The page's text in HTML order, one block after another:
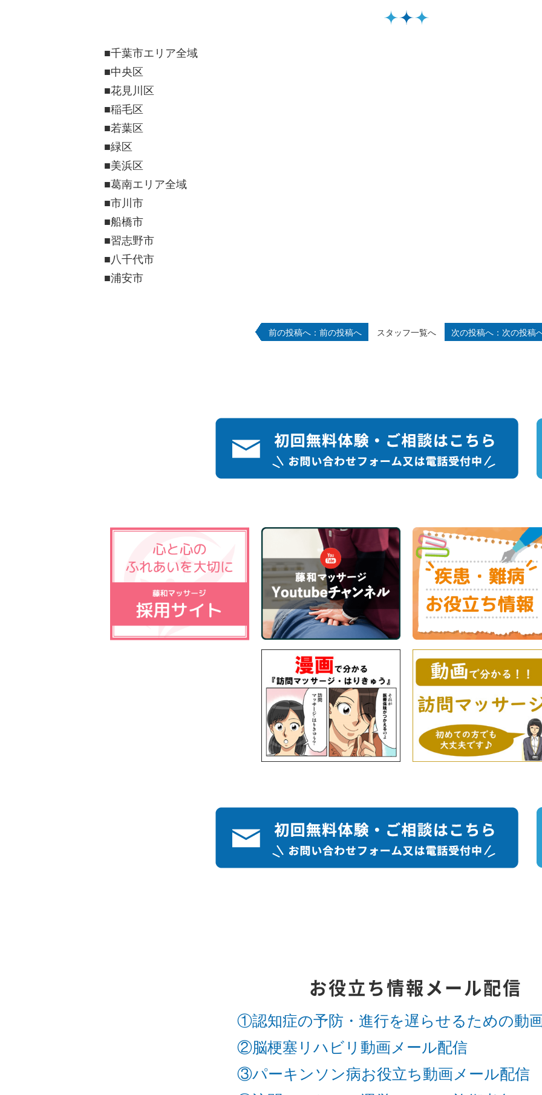
■千葉市エリア全域
■中央区
■花見川区
■稲毛区
■若葉区
■緑区
■美浜区
■葛南エリア全域
■市川市
■船橋市
■習志野市
■八千代市
■浦安市
前の投稿へ スタッフ一覧へ 次の投稿
お役立ち情報メール配信
①認知症の予防・進行を遅らせるための動
②脳梗塞リハビリ動画メール配信
③パーキンソン病お役立ち動画メール配信